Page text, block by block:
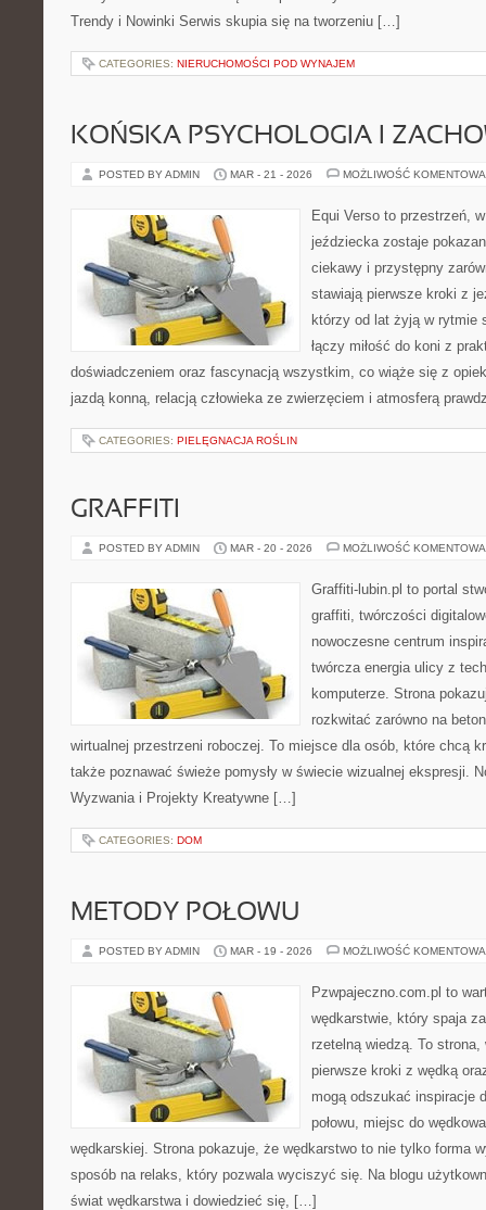
Trendy i Nowinki Serwis skupia się na tworzeniu […]
CATEGORIES: NIERUCHOMOŚCI POD WYNAJEM
KOŃSKA PSYCHOLOGIA I
POSTED BY ADMIN MAR - 21 - 2026 MOŻLIWOŚĆ
Equi Verso to przestrzeń,
jeździecka zostaje
ciekawy i przystępny
stawiają pierwsze kroki z
którzy od lat żyją w rytmie
łączy miłość do koni z
doświadczeniem oraz fascynacją wszystkim, co wiąże się z
jazdą konną, relacją człowieka ze zwierzęciem i atmosferą
CATEGORIES: PIELĘGNACJA ROŚLIN
GRAFFITI
POSTED BY ADMIN MAR - 20 - 2026 MOŻLIWOŚĆ
Graffiti-lubin.pl to portal
graffiti, twórczości
nowoczesne centrum
twórcza energia ulicy z
komputerze. Strona
rozkwitać zarówno na
wirtualnej przestrzeni roboczej. To miejsce dla osób, które chcą
także poznawać świeże pomysły w świecie wizualnej ekspresji.
Wyzwania i Projekty Kreatywne […]
CATEGORIES: DOM
METODY POŁOWU
POSTED BY ADMIN MAR - 19 - 2026 MOŻLIWOŚĆ
Pzwpajeczno.com.pl to
wędkarstwie, który spaja
rzetelną wiedzą. To
pierwsze kroki z wędką
mogą odszukać inspiracje
połowu, miejsc do
wędkarskiej. Strona pokazuje, że wędkarstwo to nie tylko forma
sposób na relaks, który pozwala wyciszyć się. Na blogu
świat wędkarstwa i dowiedzieć się, […]